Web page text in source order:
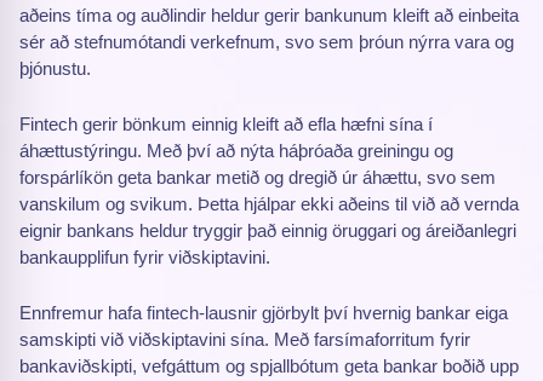
aðeins tíma og auðlindir heldur gerir bankunum kleift að einbeita
sér að stefnumótandi verkefnum, svo sem þróun nýrra vara og
þjónustu.
Fintech gerir bönkum einnig kleift að efla hæfni sína í
áhættustýringu. Með því að nýta háþróaða greiningu og
forspárlíkön geta bankar metið og dregið úr áhættu, svo sem
vanskilum og svikum. Þetta hjálpar ekki aðeins til við að vernda
eignir bankans heldur tryggir það einnig öruggari og áreiðanlegri
bankaupplifun fyrir viðskiptavini.
Ennfremur hafa fintech-lausnir gjörbylt því hvernig bankar eiga
samskipti við viðskiptavini sína. Með farsímaforritum fyrir
bankaviðskipti, vefgáttum og spjallbótum geta bankar boðið upp